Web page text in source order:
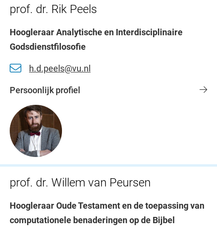
prof. dr. Rik Peels
Hoogleraar Analytische en Interdisciplinaire
Godsdienstfilosofie
h.d.peels@vu.nl
Persoonlijk profiel
prof. dr. Willem van Peursen
Hoogleraar Oude Testament en de toepassing van
computationele benaderingen op de Bijbel